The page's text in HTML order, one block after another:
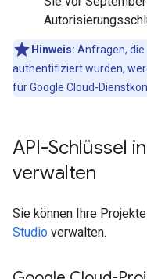
Hinweis: Anfragen,
authentifiziert wurden,
für Google Cloud-
API-Schlüssel
verwalten
Sie können Ihre
Studio verwalten.